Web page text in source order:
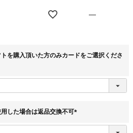
—
を購入頂いた方のみカードをご選択くださ
した場合は返品交換不可